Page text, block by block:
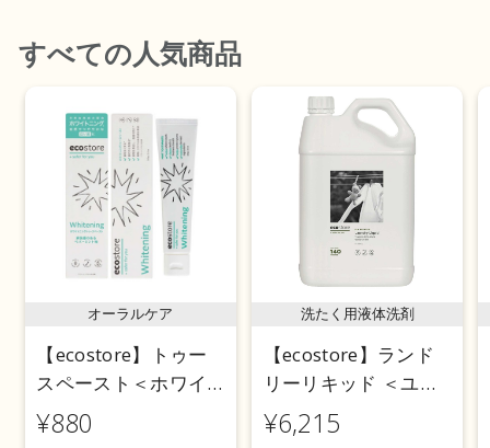
すべての人気商品
オーラルケア
【ecostore】トゥー
スペースト＜ホワイ
トニング＞ 100g
¥880
洗たく用液体洗剤
【ecostore】ランド
リーリキッド ＜ユー
カリ＞ 5L
¥6,215